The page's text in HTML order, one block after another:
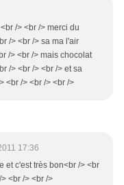
/> <br /> merci du
/> <br /> sa ma l'air
/> <br /> mais chocolat
/> <br /> <br /> et sa
<br /> <br /> <br />
17:36
et c'est très bon<br /> <br
<br /> <br />